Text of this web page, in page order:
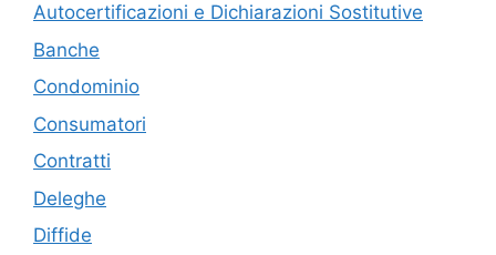
Autocertificazioni e Dichiarazioni Sostitutive
Banche
Condominio
Consumatori
Contratti
Deleghe
Diffide